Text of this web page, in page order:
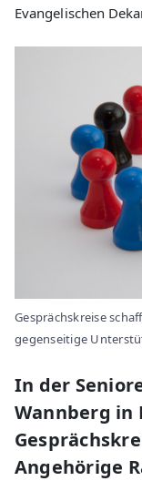
Evangelischen
Gesprächskreise
gegenseitige
In der
Wannberg in
Angehörige